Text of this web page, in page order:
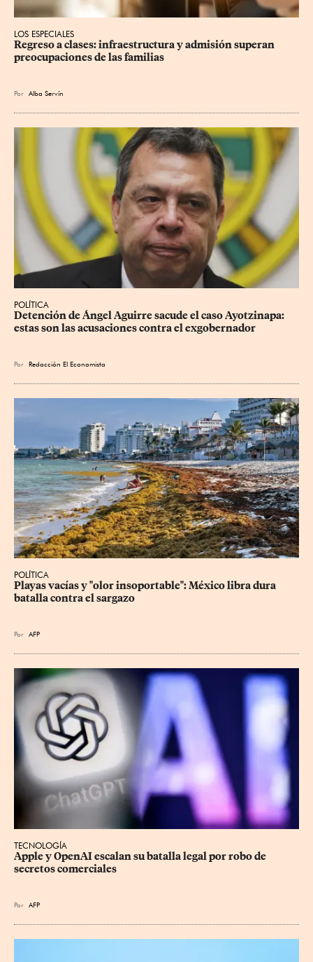
LOS ESPECIALES
Regreso a clases: infraestructura y admisión superan
preocupaciones de las familias
Por Alba Servín
POLÍTICA
Detención de Ángel Aguirre sacude el caso Ayotzinapa:
estas son las acusaciones contra el exgobernador
Por Redacción El Economista
POLÍTICA
Playas vacías y "olor insoportable": México libra dura
batalla contra el sargazo
Por AFP
TECNOLOGÍA
Apple y OpenAI escalan su batalla legal por robo de
secretos comerciales
Por AFP